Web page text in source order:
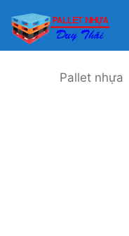
qua
Pallet nhựa